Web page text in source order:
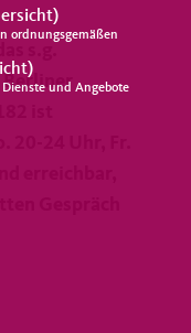
s.g.
20-24 Uhr, Fr.
erreichbar,
)
ordnungsgemäßen
)
und Angebote